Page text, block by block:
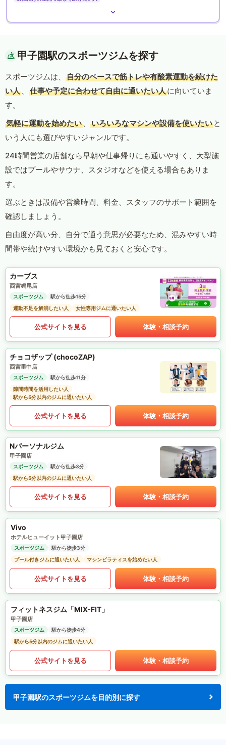
甲子園駅のスポーツジムを探す
スポーツジムは、
自分のペースで筋トレや有酸素運動を続けた
い人 、 仕事や予定に合わせて自由に通いたい人に向いていま
す。
気軽に運動を始めたい 、 いろいろなマシンや設備を使いたい と
いう人にも選びやすいジャンルです。
24時間営業の店舗なら早朝や仕事帰りにも通いやすく、大型施
設ではプールやサウナ、スタジオなどを使える場合もありま
す。
選ぶときは設備や営業時間、料金、スタッフのサポート範囲を
確認しましょう。
自由度が高い分、自分で通う意思が必要なため、混みやすい時
間帯や続けやすい環境かも見ておくと安心です。
カーブス
西宮鳴尾店
スポーツジム
駅から徒歩15分
運動不足を解消したい人
女性専用ジムに通いたい人
公式サイトを見る 体験・相談予約
チョコザップ (chocoZAP)
西宮里中店
スポーツジム
駅から徒歩11分
隙間時間を活用したい人
駅から5分以内のジムに通いたい人
公式サイトを見る 体験・相談予約
Nパーソナルジム
甲子園店
スポーツジム
駅から徒歩3分
駅から5分以内のジムに通いたい人
公式サイトを見る 体験・相談予約
Vivo
ホテルヒューイット甲子園店
スポーツジム
駅から徒歩3分
プール付きジムに通いたい人
マシンピラティスを始めたい人
公式サイトを見る 体験・相談予約
フィットネスジム「MIX-FIT」
甲子園店
スポーツジム
駅から徒歩4分
駅から5分以内のジムに通いたい人
公式サイトを見る 体験・相談予約
甲子園駅のスポーツジムを目的別に探す